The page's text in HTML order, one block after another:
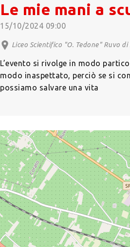
Le mie mani a
15/10/2024 09:00
Liceo Scientifico "O. Tedone" Ruvo
L’evento si rivolge in modo
modo inaspettato, perciò se si
possiamo salvare una vita